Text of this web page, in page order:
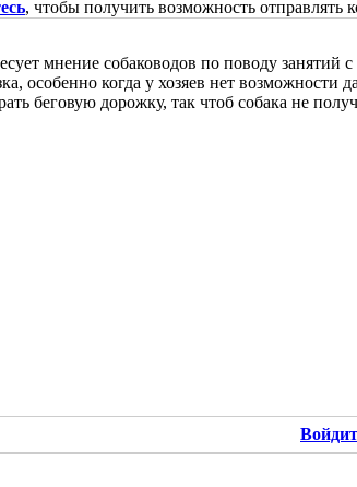
, чтобы получить возможность отправлять
мнение собаководов по поводу занятий
особенно когда у хозяев нет
беговую дорожку, так чтоб собака не